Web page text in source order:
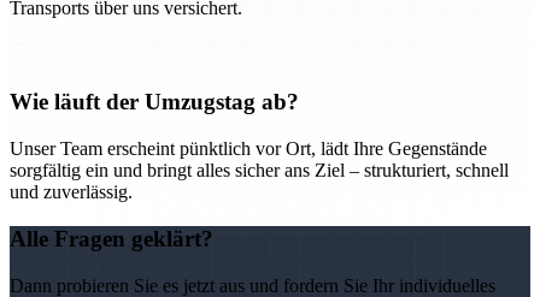
Transports über uns versichert.
Wie läuft der Umzugstag ab?
Unser Team erscheint pünktlich vor Ort, lädt Ihre Gegenstände
sorgfältig ein und bringt alles sicher ans Ziel – strukturiert, schnell
und zuverlässig.
Alle Fragen geklärt?
Dann probieren Sie es jetzt aus und fordern Sie Ihr individuelles